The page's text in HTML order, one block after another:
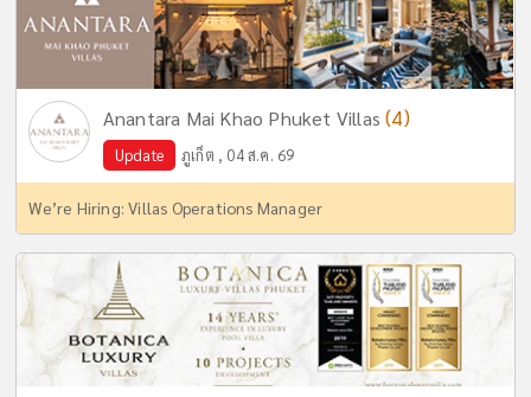
Anantara Mai Khao Phuket Villas(4)
Update ภูเก็ต , 04 ส.ค. 69
We’re Hiring: Villas Operations Manager